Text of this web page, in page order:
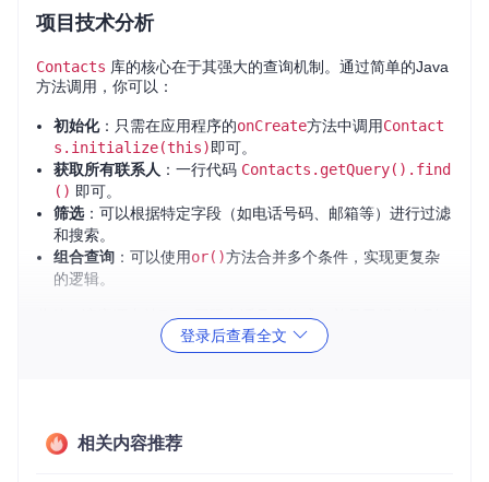
项目技术分析
Contacts 库的核心在于其强大的查询机制。通过简单的Java
方法调用，你可以：
初始化：只需在应用程序的onCreate方法中调用Contact
s.initialize(this) 即可。
获取所有联系人 ：一行代码 Contacts.getQuery().find
() 即可。
筛选：可以根据特定字段（如电话号码、邮箱等）进行过滤
和搜索。
组合查询 ：可以使用or()方法合并多个条件，实现更复杂
的逻辑。
此外，该库还支持E164国际电话号码格式，并且已经发布到J
Center仓库，集成非常方便。
交网络。
登录后查看全文
相关内容推荐